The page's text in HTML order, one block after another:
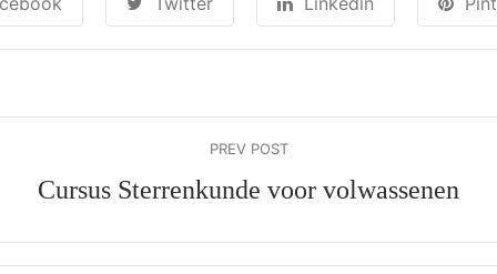
PREV POST
Cursus Sterrenkunde voor volwassenen